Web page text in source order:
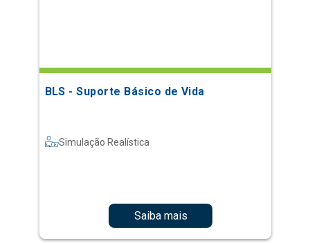
BLS - Suporte Básico de Vida
Simulação Realística
Saiba mais